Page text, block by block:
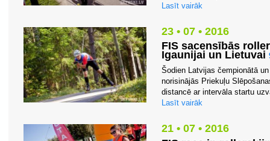
Lasīt vairāk
23 • 07 • 2016
FIS sacensībās
Igaunijai un Lietuvai
Šodien Latvijas čempionātā
norisinājās Priekuļu
distancē ar intervāla startu
Lasīt vairāk
21 • 07 • 2016